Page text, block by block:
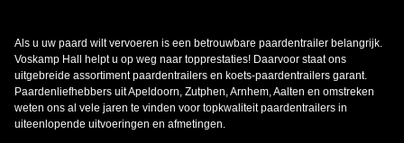
Als u uw paard wilt vervoeren is een betrouwbare paardentrailer belangrijk.
Voskamp Hall helpt u op weg naar topprestaties! Daarvoor staat ons
uitgebreide assortiment paardentrailers en koets-paardentrailers garant.
Paardenliefhebbers uit Apeldoorn, Zutphen, Arnhem, Aalten en omstreken
weten ons al vele jaren te vinden voor topkwaliteit paardentrailers in
uiteenlopende uitvoeringen en afmetingen.